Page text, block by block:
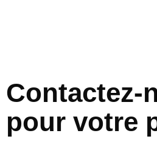
Contactez-
pour votre